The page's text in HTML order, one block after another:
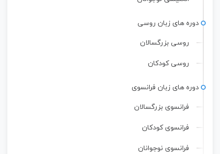
دوره های زبان روسی
روسی بزرگسالان
روسی کودکان
دوره های زبان فرانسوی
فرانسوی بزرگسالان
فرانسوی کودکان
فرانسوی نوجوانان